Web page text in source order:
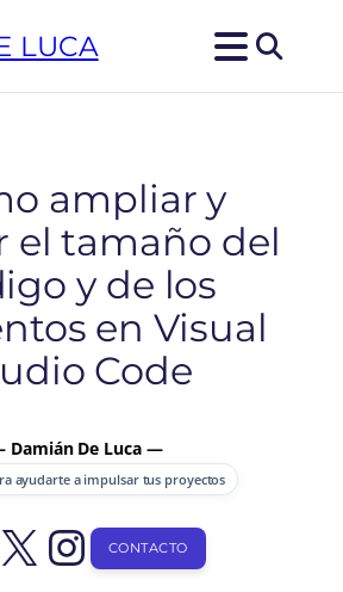
LUCA
ampliar y
el tamaño del
y de los
en Visual
Code
Damián De Luca —
ayudarte a impulsar tus proyectos
X Instagram
CONTACTO